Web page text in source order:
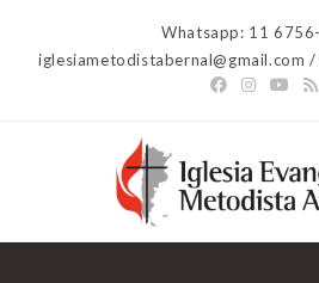
contenido
Whatsapp: 11
iglesiametodistabernal@gmail.com